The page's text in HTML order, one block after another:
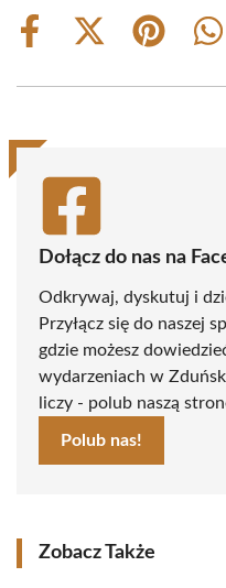
Share
Share
(Twitter)
Share
Dołącz do nas na
Odkrywaj, dyskutuj i
Przyłącz się do naszej
gdzie możesz
wydarzeniach w
liczy - polub naszą
Polub nas!
Zobacz Także